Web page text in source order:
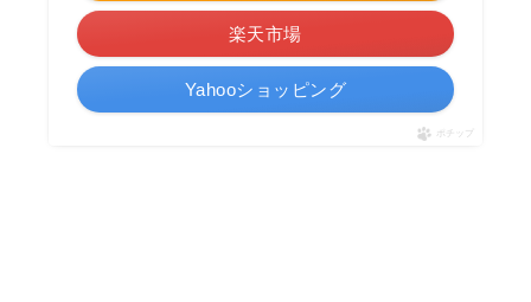
楽天市場
Yahooショッピング
ポチップ